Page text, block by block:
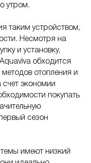
утром.
таким устройством,
Несмотря на
и установку,
обходится
отопления и
счет экономии
покупать
сезон
имеют низкий